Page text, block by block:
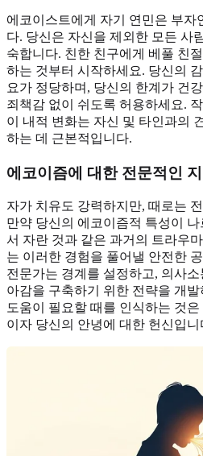
에코이스트에게 자기 연민은 부자
다. 당신은 자신을 제외한 모든 사
숙합니다. 친한 친구에게 베풀 친
하는 것부터 시작하세요. 당신의
요가 정당하며, 당신의 한계가 건
죄책감 없이 쉬도록 허용하세요.
이 내적 변화는 자신 및 타인과의
하는 데 근본적입니다.
에코이즘에 대한 전문적인
자가 치유도 강력하지만, 때로는
만약 당신의 에코이즘적 특성이
서 자란 것과 같은 과거의 트라우
는 이러한 경험을 풀어낼 안전한
전문가는 경계를 설정하고, 의사
아감을 구축하기 위한 전략을 개
도움이 필요할 때를 인식하는 것
이자 당신의 안녕에 대한 헌신입니